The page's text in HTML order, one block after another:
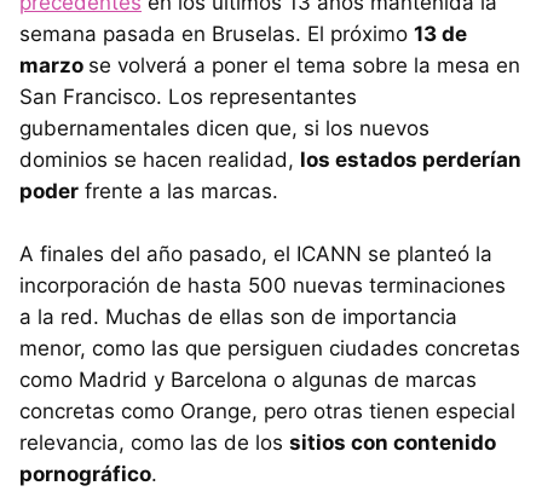
semana pasada en Bruselas. El próximo 13 de
marzo se volverá a poner el tema sobre la mesa en
San Francisco. Los representantes
gubernamentales dicen que, si los nuevos
dominios se hacen realidad, los estados perderían
poder frente a las marcas.
A finales del año pasado, el ICANN se planteó la
incorporación de hasta 500 nuevas terminaciones
a la red. Muchas de ellas son de importancia
menor, como las que persiguen ciudades concretas
como Madrid y Barcelona o algunas de marcas
concretas como Orange, pero otras tienen especial
relevancia, como las de los sitios con contenido
pornográfico.